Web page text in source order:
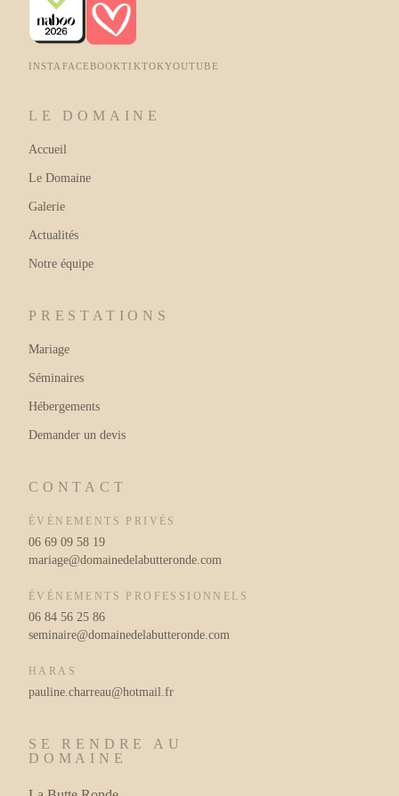
INSTA FACEBOOKTIKTOKYOUTUBE
LE DOMAINE
Accueil
Le Domaine
Galerie
Actualités
Notre équipe
PRESTATIONS
Mariage
Séminaires
Hébergements
Demander un devis
CONTACT
ÉVÉNEMENTS PRIVÉS
06 69 09 58 19
mariage@domainedelabutteronde.com
ÉVÉNEMENTS PROFESSIONNELS
06 84 56 25 86
seminaire@domainedelabutteronde.com
HARAS
pauline.charreau@hotmail.fr
SE RENDRE AU
DOMAINE